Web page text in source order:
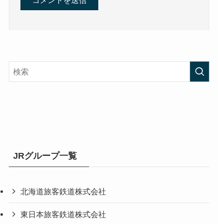
JRグループ一覧
北海道旅客鉄道株式会社
東日本旅客鉄道株式会社